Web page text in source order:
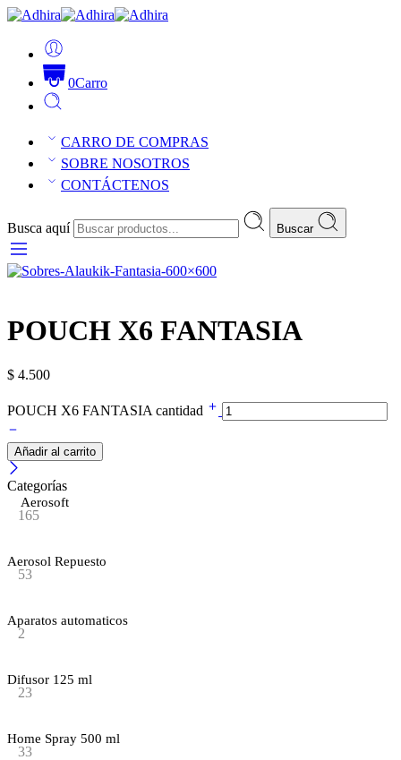
0Carro
CARRO DE COMPRAS
SOBRE NOSOTROS
CONTÁCTENOS
Busca aquí Buscar
POUCH X6 FANTASIA
$ 4.500
POUCH X6 FANTASIA cantidad
Añadir al carrito
Categorías
Aerosoft
165
Aerosol Repuesto
53
Aparatos automaticos
2
Difusor 125 ml
23
Home Spray 500 ml
33